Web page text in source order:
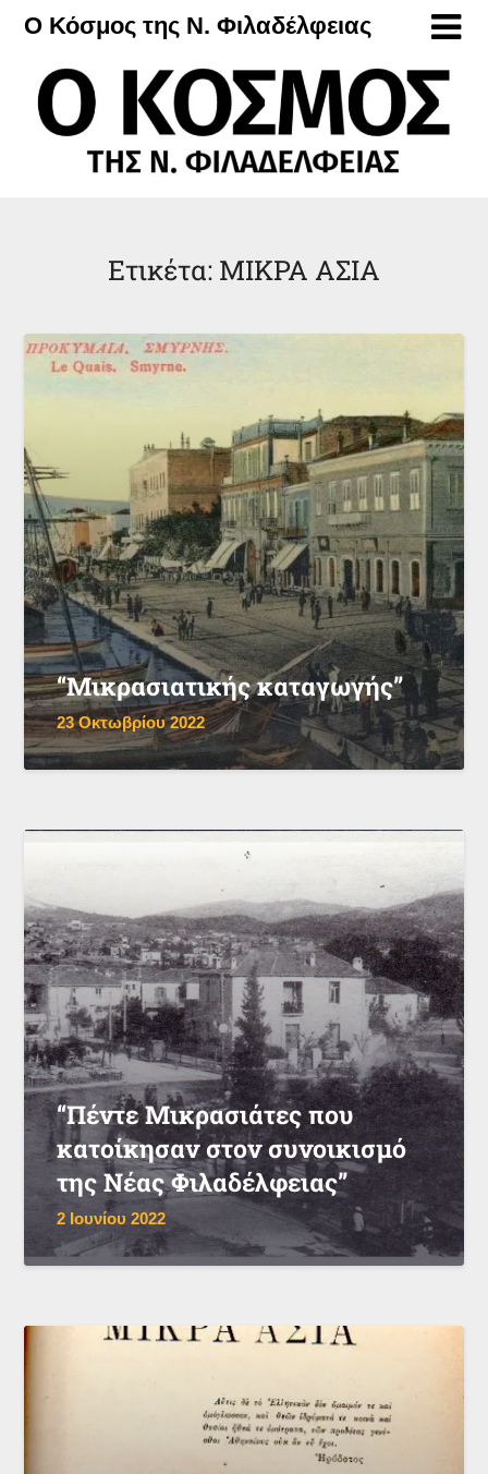
Μετάβαση
περιεχόμενο
Ο Κόσμος της Ν. Φιλαδέλφειας
Ετικέτα: ΜΙΚΡΑ ΑΣΙΑ
“Μικρασιατικής καταγωγής”
23 Οκτωβρίου 2022
“Πέντε Μικρασιάτες που
κατοίκησαν στον συνοικισμό
της Νέας Φιλαδέλφειας”
2 Ιουνίου 2022